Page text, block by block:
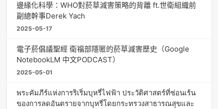
邊緣化科學：WHO對菸草減害策略的背離 ft.世衛組織前
副總幹事Derek Yach
2025-05-17
電子菸倡議聖經 衛福部隱匿的菸草減害歷史（Google
NotebookLM 中文PODCAST）
2025-05-01
พระคัมภีร์แห่งการริเริ่มบุหรี่ไฟฟ้า ประวัติศาสตร์ที่ซ่อนเร้น
ของการลดอันตรายจากบุหรี่โดยกระทรวงสาธารณสุขและ